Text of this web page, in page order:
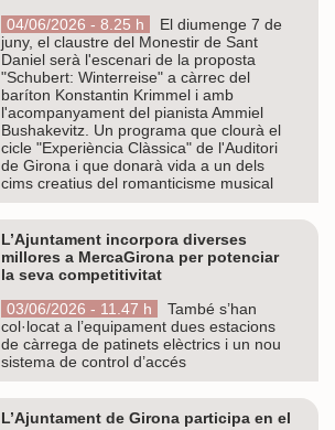
04/06/2026 - 8.25 h
El diumenge 7 de
juny, el claustre del Monestir de Sant
Daniel serà l'escenari de la proposta
"Schubert: Winterreise" a càrrec del
baríton Konstantin Krimmel i amb
l'acompanyament del pianista Ammiel
Bushakevitz. Un programa que clourà el
cicle "Experiència Clàssica" de l'Auditori
de Girona i que donarà vida a un dels
cims creatius del romanticisme musical
L’Ajuntament incorpora diverses
millores a MercaGirona per potenciar
la seva competitivitat
03/06/2026 - 11.47 h
També s’han
col·locat a l’equipament dues estacions
de càrrega de patinets elèctrics i un nou
sistema de control d’accés
L’Ajuntament de Girona participa en el